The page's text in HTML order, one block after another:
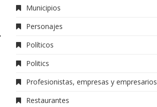
Municipios
Personajes
Políticos
Politics
Profesionistas, empresas y empresarios
Restaurantes